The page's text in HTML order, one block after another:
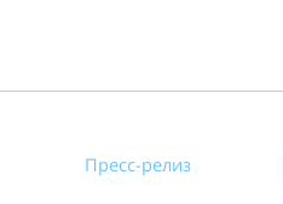
Пресс-релиз